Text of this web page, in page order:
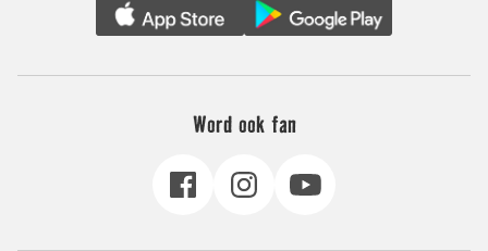
Word ook fan